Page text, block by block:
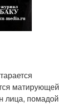
матирующей
лица, помадой